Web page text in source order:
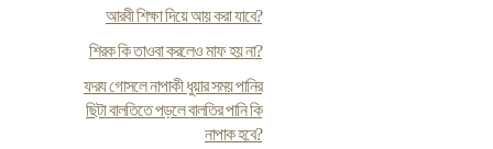
আরবী শিক্ষা দিয়ে আয় করা যাবে?
শিরক কি তাওবা করলেও মাফ হয় না?
ফর‍য গোসলে নাপাকী ধুয়ার সময় পানির
ছিটা বালতিতে পড়লে বালতির পানি কি
নাপাক হবে?